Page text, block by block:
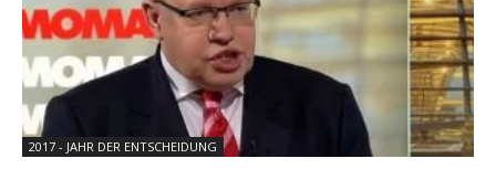
2017 - JAHR DER ENTSCHEIDUNG